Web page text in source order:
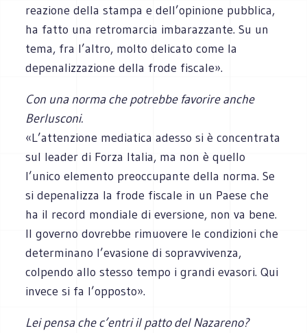
reazione della stampa e dell’opinione pubblica,
ha fatto una retromarcia imbarazzante. Su un
tema, fra l’altro, molto delicato come la
depenalizzazione della frode fiscale».
Con una norma che potrebbe favorire anche
Berlusconi.
«L’attenzione mediatica adesso si è concentrata
sul leader di Forza Italia, ma non è quello
l’unico elemento preoccupante della norma. Se
si depenalizza la frode fiscale in un Paese che
ha il record mondiale di eversione, non va bene.
Il governo dovrebbe rimuovere le condizioni che
determinano l’evasione di sopravvivenza,
colpendo allo stesso tempo i grandi evasori. Qui
invece si fa l’opposto».
Lei pensa che c’entri il patto del Nazareno?